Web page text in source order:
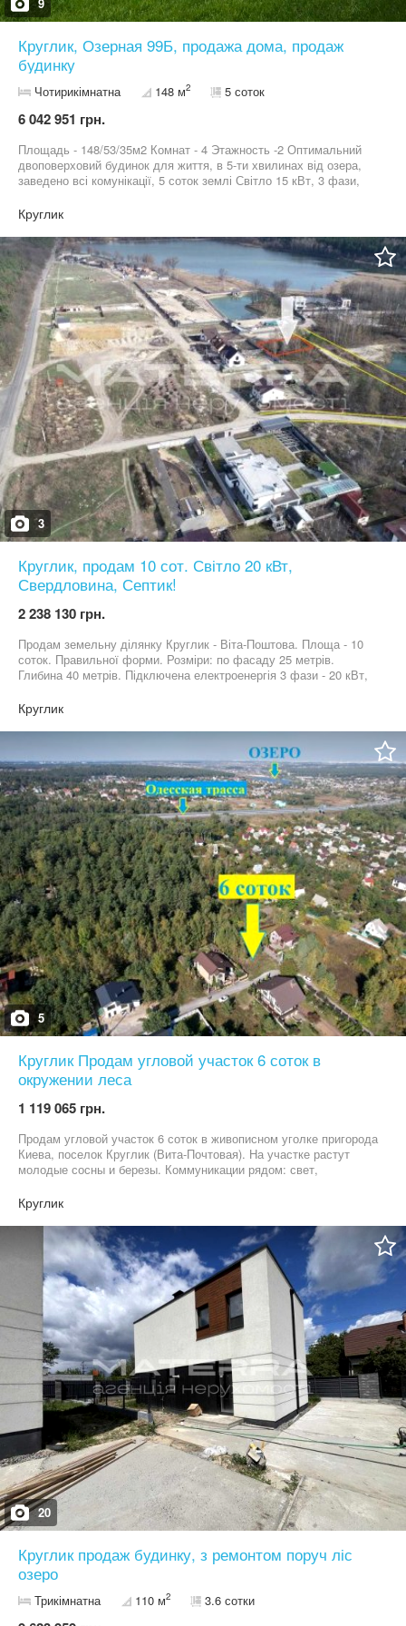
Круглик, Озерная 99Б, продажа дома, продаж
будинку
Чотирикімнатна 148 м2 5 соток
6 042 951 грн.
Площадь - 148/53/35м2 Комнат - 4 Этажность -2 Оптимальний
двоповерховий будинок для життя, в 5-ти хвилинах від озера,
заведено всі комунікації, 5 соток землі Світло 15 кВт, 3 фази,
кімната для інвентаря, брущатка, газон. 5 хвилин до озера,
поруч ліс, чудова локація!!! Документи на будинок та комунікації
оформлені!
Круглик
3
Круглик, продам 10 сот. Світло 20 кВт,
Свердловина, Септик!
2 238 130 грн.
Продам земельну ділянку Круглик - Віта-Поштова. Площа - 10
соток. Правильної форми. Розміри: по фасаду 25 метрів.
Глибина 40 метрів. Підключена електроенергія 3 фази - 20 кВт,
Гарна під'їзна дорога. Навколо виключно нова, сучасна
забудова. Масив оточує повноцінний хвойний ліс. Поруч велике
озеро з рибалкою, пляжем та зоною відпочинку. До Одеської
траси - 3 км м. Київ (метро Теремки) - 10 км За додатковою
інформацією, телефонуйте.
Круглик
5
Круглик Продам угловой участок 6 соток в
окружении леса
1 119 065 грн.
Продам угловой участок 6 соток в живописном уголке пригорода
Киева, поселок Круглик (Вита-Почтовая). На участке растут
молодые сосны и березы. Коммуникации рядом: свет,
застраивается современными домами. Соседи живут
круглогодично. Удобное месторасположение для загородного
дома: Одесская трасса - 3 км метро Теремки - 10 км
Днепровское шоссе - 13 км Звоните, договоримся на просмотр, в
удобное для Вас время!
Круглик
20
Круглик продаж будинку, з ремонтом поруч ліс
озеро
Трикімнатна 110 м2 3.6 сотки